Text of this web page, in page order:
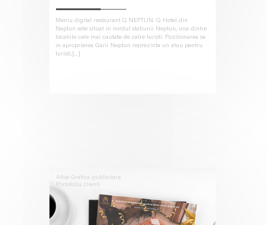
Meniu digital restaurant Q NEPTUN. Q Hotel din
Neptun este situat in nordul statiunii Neptun, una dintre
locatiile cele mai cautate de catre turisti. Pozitionarea sa
in aproprierea Garii Neptun reprezinta un atuu pentru
turisti,[...]
Afise Grafica publicitara
Portofoliu clienti